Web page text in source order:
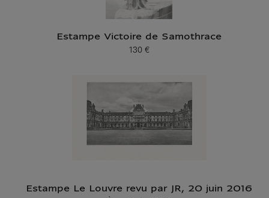
Estampe Victoire de Samothrace
Prix ​​actuel
130 €
Estampe Le Louvre revu par JR, 20 juin 2016